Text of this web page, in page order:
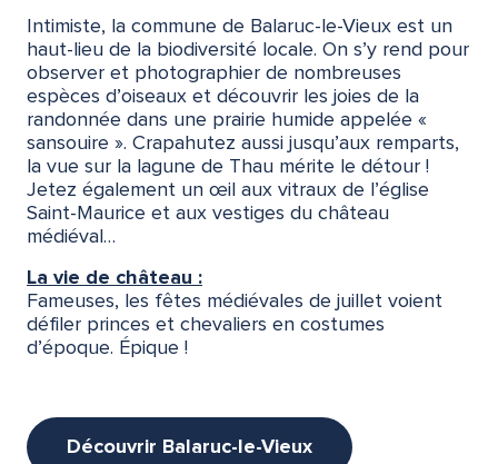
Montbazin
Poussan
Sète
vic-la-Gardiole
Villeveyrac
Intimiste, la commune de Balaruc-le-Vieux est un
haut-lieu de la biodiversité locale. On s’y rend pour
observer et photographier de nombreuses
espèces d’oiseaux et découvrir les joies de la
randonnée dans une prairie humide appelée «
sansouire ». Crapahutez aussi jusqu’aux remparts,
la vue sur la lagune de Thau mérite le détour !
Jetez également un œil aux vitraux de l’église
Saint-Maurice et aux vestiges du château
médiéval…
La vie de château :
Fameuses, les fêtes médiévales de juillet voient
défiler princes et chevaliers en costumes
d’époque. Épique !
Découvrir Balaruc-le-Vieux